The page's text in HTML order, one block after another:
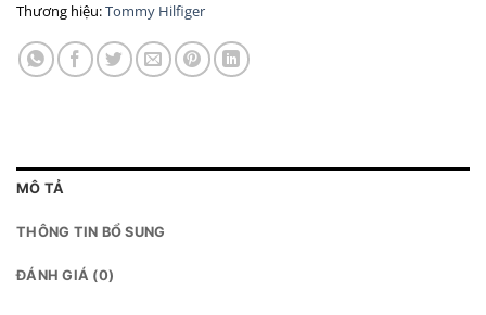
Thương hiệu:Tommy Hilfiger
MÔ TẢ
THÔNG TIN BỔ SUNG
ĐÁNH GIÁ (0)